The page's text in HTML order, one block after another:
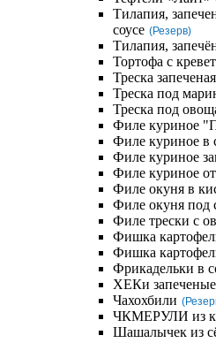
Тилапия,
соусе (Резерв)
Тилапия,
Тортофа с
Треска запеченая
Треска под
Треска под
Филе куриное
Филе куриное в
Филе куриное
Филе куриное
Филе окуня в
Филе окуня под
Филе трески с
Фишка
Фишка
Фрикадельки в
ХЕКи запеченые
Чахохбили
ЧКМЕРУЛИ из
Шашалычек из